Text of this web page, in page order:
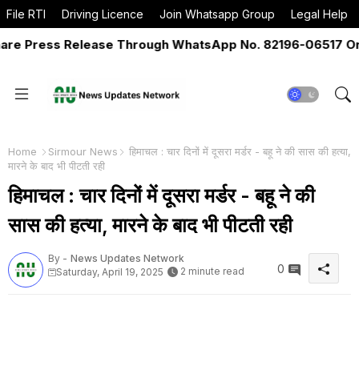
File RTI Driving Licence Join Whatsapp Group Legal Help
Release Through WhatsApp No. 82196-06517 Or
Home Sirmour News
हिमाचल : चार दिनों में दूसरा मर्डर - बहू ने की सास की हत्या,
मारने के बाद भी पीटती रही
हिमाचल : चार दिनों में दूसरा मर्डर - बहू ने की
सास की हत्या, मारने के बाद भी पीटती रही
By - News Updates Network
Saturday, April 19, 2025
2 minute read 0